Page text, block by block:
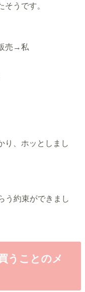
うです。
販売→私
、ホッとしまし
約束ができまし
うことのメ